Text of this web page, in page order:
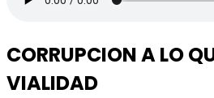
CORRUPCION A LO
VIALIDAD